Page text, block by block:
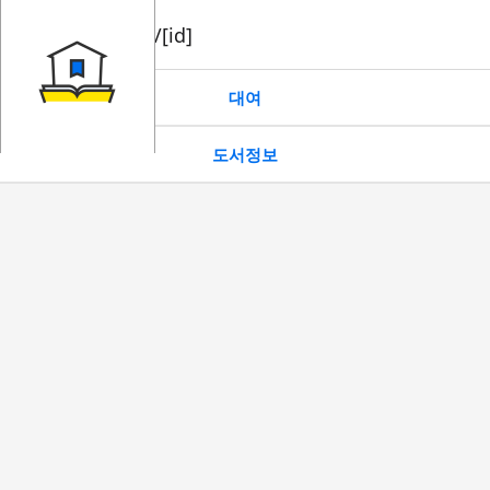
book/rent/[id]
대여
도서정보